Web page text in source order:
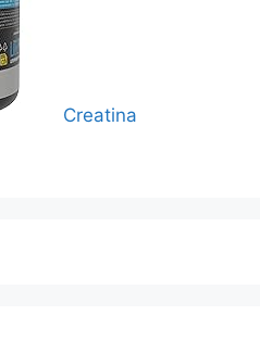
Creatina